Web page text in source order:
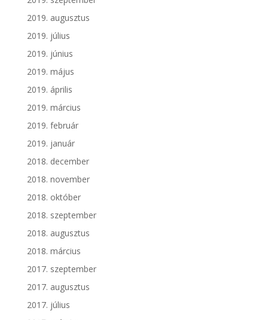
2019. augusztus
2019. július
2019. június
2019. május
2019. április
2019. március
2019. február
2019. január
2018. december
2018. november
2018. október
2018. szeptember
2018. augusztus
2018. március
2017. szeptember
2017. augusztus
2017. július